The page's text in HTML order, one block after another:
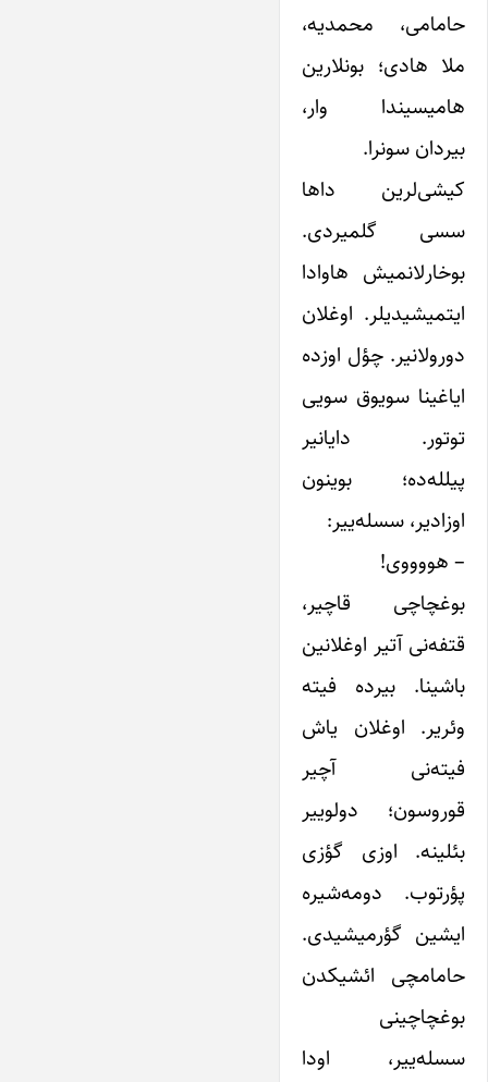
حامامی، محمدیه،
ملا هادی؛ بونلارین
هامیسیندا وار،
بیردان سونرا.
کیشی‌‌لرین داها
سسی گلمیردی.
بوخارلانمیش هاوادا
ایتمیشیدیلر. اوغلان
دورولانیر. چؤل اوزده
ایاغینا سویوق سویی
توتور. دایانیر
پیلله‌ده؛ بوینون
اوزادیر، سسله‌ییر:
– هووووی!
بوغچاچی قاچیر،
قتفه‌نی آتیر اوغلانین
باشینا. بیرده فیته
وئریر. اوغلان یاش
فیته‌نی آچیر
قوروسون؛ دولوییر
بئلینه. اوزی گؤزی
پؤرتوب. دومه‌شیره
ایشین گؤرمیشیدی.
حامامچی ائشیکدن
بوغچاچینی
سسله‌ییر، اودا